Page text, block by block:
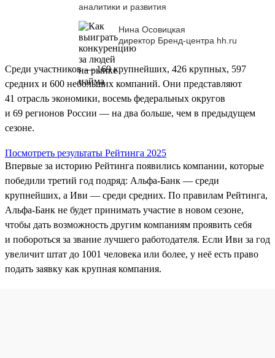
аналитики и развития
Нина Осовицкая
директор Бренд-центра hh.ru
Среди участников — 169 крупнейших, 426 крупных, 597
средних и 600 небольших компаний. Они представляют
41 отрасль экономики, восемь федеральных округов
и 69 регионов России — на два больше, чем в предыдущем
сезоне.
Посмотреть результаты Рейтинга 2025
Впервые за историю Рейтинга появились компании, которые
победили третий год подряд: Альфа-Банк — среди
крупнейших, а Иви — среди средних. По правилам Рейтинга,
Альфа‑Банк не будет принимать участие в новом сезоне,
чтобы дать возможность другим компаниям проявить себя
и побороться за звание лучшего работодателя. Если Иви за год
увеличит штат до 1001 человека или более, у неё есть право
подать заявку как крупная компания.